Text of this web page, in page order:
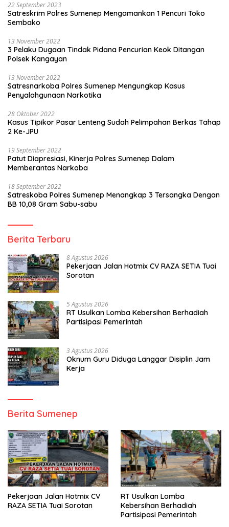
22 September 2023
Satreskrim Polres Sumenep Mengamankan 1 Pencuri Toko
Sembako
13 November 2022
3 Pelaku Dugaan Tindak Pidana Pencurian Keok Ditangan
Polsek Kangayan
13 November 2022
Satresnarkoba Polres Sumenep Mengungkap Kasus
Penyalahgunaan Narkotika
28 Oktober 2022
Kasus Tipikor Pasar Lenteng Sudah Pelimpahan Berkas Tahap
2 Ke-JPU
19 September 2022
Patut Diapresiasi, Kinerja Polres Sumenep Dalam
Memberantas Narkoba
18 September 2022
Satreskoba Polres Sumenep Menangkap 3 Tersangka Dengan
BB 10,08 Gram Sabu-sabu
Berita Terbaru
8 Agustus 2026
Pekerjaan Jalan Hotmix CV RAZA SETIA Tuai
Sorotan
5 Agustus 2026
RT Usulkan Lomba Kebersihan Berhadiah
Partisipasi Pemerintah
3 Agustus 2026
Oknum Guru Diduga Langgar Disiplin Jam
Kerja
Berita Sumenep
Pekerjaan Jalan Hotmix CV
RAZA SETIA Tuai Sorotan
RT Usulkan Lomba
Kebersihan Berhadiah
Partisipasi Pemerintah